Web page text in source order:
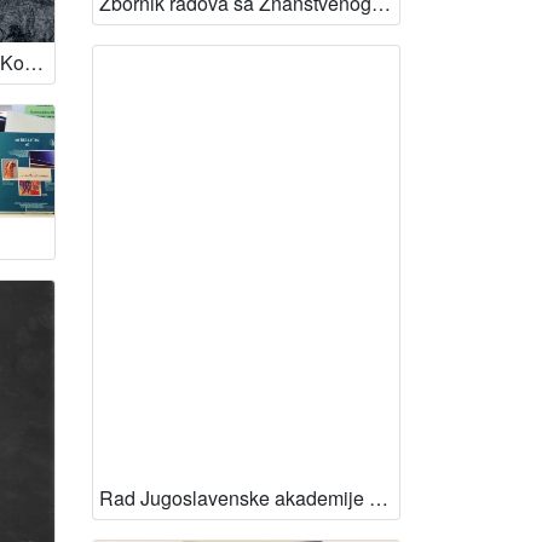
Vitold Košir - Glazba / Vitold Košir ; Iva Körbler ; urednica Vesna Mažuran Subotić ; fotografije Mario Majcan
Rad Jugoslavenske akademije znanosti i umjetnosti. Odjel za likovne umjetnosti